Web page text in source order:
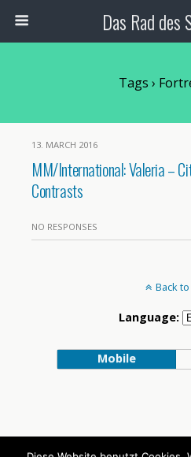
Das Rad des
Tags ›
13. MARCH 2016
MM/International: Valeria –
Contrasts
NO RESPONSES
Back
Language:
Mobile